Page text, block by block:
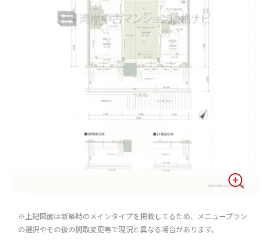
※上記図面は新築時のメインタイプを掲載してるため、メニュープラン
の選択やその後の間取変更等で現況と異なる場合があります。